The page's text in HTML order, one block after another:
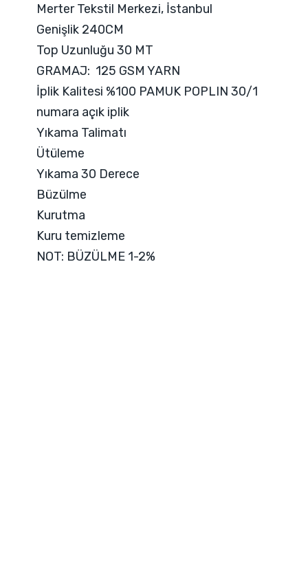
Merter Tekstil Merkezi, İstanbul
Genişlik 240CM
Top Uzunluğu 30 MT
GRAMAJ: 125 GSM YARN
İplik Kalitesi %100 PAMUK POPLIN 30/1
numara açık iplik
Yıkama Talimatı
Ütüleme
Yıkama 30 Derece
Büzülme
Kurutma
Kuru temizleme
NOT: BÜZÜLME 1-2%